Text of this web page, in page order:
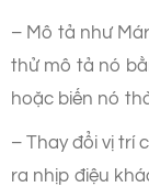
– Mô tả như
thử mô tả nó
hoặc biến nó
– Thay đổi vị trí
ra nhịp điệu